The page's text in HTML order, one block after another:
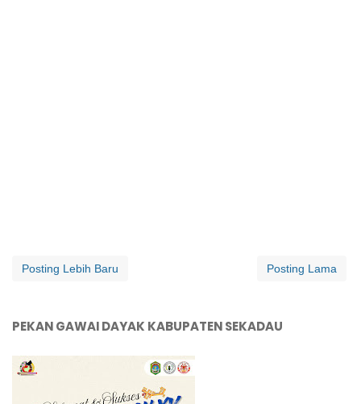
Posting Lebih Baru Posting Lama
PEKAN GAWAI DAYAK KABUPATEN SEKADAU